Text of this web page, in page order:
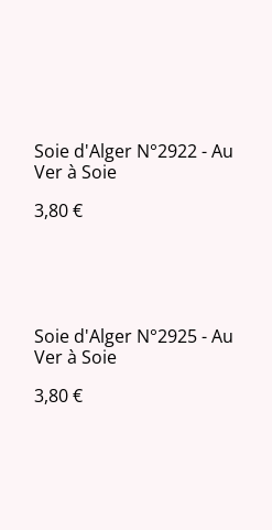
Soie d'Alger N°2922 - Au
Ver à Soie
3,80 €
Soie d'Alger N°2925 - Au
Ver à Soie
3,80 €